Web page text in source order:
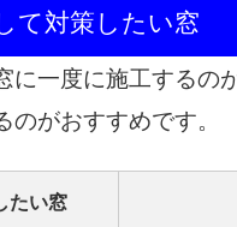
て対策したい窓
に一度に施工するの
のがおすすめです。
たい窓